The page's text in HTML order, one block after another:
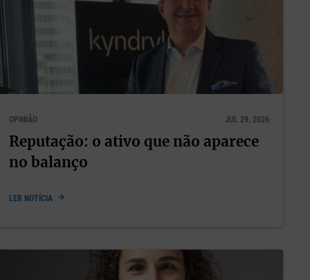
na
OPINIÃO JUL 29, 2026
Reputação: o ativo que não aparece
no balanço
LER NOTÍCIA